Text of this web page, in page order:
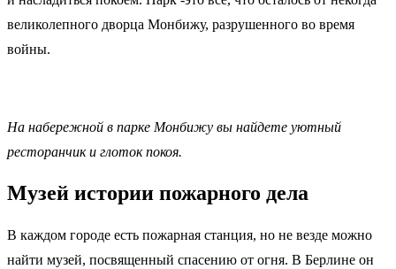
великолепного дворца Монбижу, разрушенного во время
войны.
На набережной в парке Монбижу вы найдете уютный
ресторанчик и глоток покоя.
Музей истории пожарного дела
В каждом городе есть пожарная станция, но не везде можно
найти музей, посвященный спасению от огня. В Берлине он